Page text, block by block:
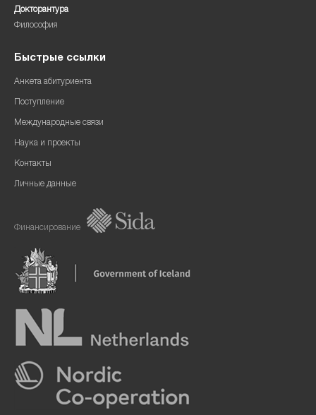
Докторантура
Философия
Быстрые ссылки
Анкета абитуриента
Поступление
Международные связи
Наука и проекты
Контакты
Личные данные
Финансирование